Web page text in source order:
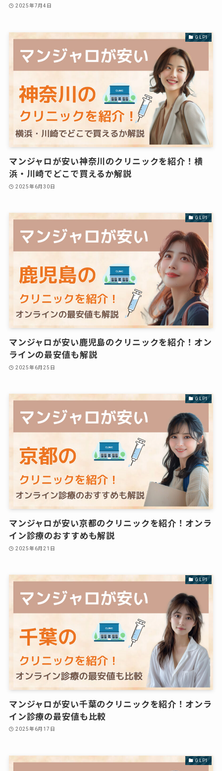
2025年7月4日
GLP1
マンジャロが安い神奈川のクリニックを紹介！横
浜・川崎でどこで買えるか解説
2025年6月30日
GLP1
マンジャロが安い鹿児島のクリニックを紹介！オン
ラインの最安値も解説
2025年6月25日
GLP1
マンジャロが安い京都のクリニックを紹介！オンラ
イン診療のおすすめも解説
2025年6月21日
GLP1
マンジャロが安い千葉のクリニックを紹介！オンラ
イン診療の最安値も比較
2025年6月17日
GLP1